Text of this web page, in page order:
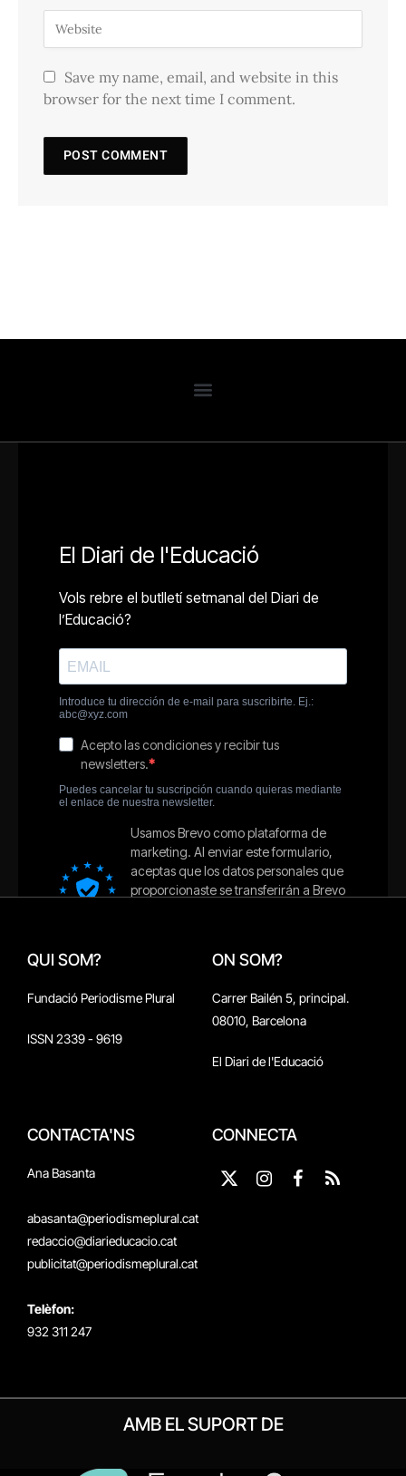
Save my name, email, and website in this
browser for the next time I comment.
QUI SOM?
Fundació Periodisme Plural
ISSN 2339 - 9619
ON SOM?
Carrer Bailén 5, principal.
08010, Barcelona
El Diari de l'Educació
CONTACTA'NS
Ana Basanta
abasanta@periodismeplural.cat
redaccio@diarieducacio.cat
publicitat@periodismeplural.cat
Telèfon:
932 311 247
CONNECTA
X
Instagram
Facebook
RSS
AMB EL SUPORT DE